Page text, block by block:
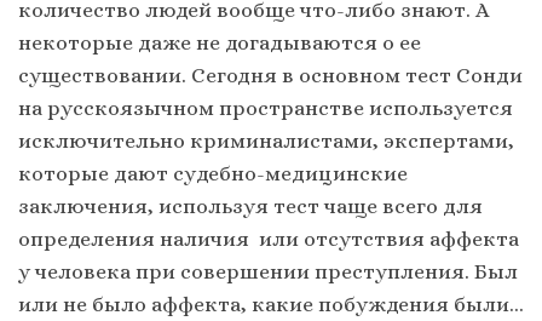
количество людей вообще что-либо знают. А
некоторые даже не догадываются о ее
существовании. Сегодня в основном тест Сонди
на русскоязычном пространстве используется
исключительно криминалистами, экспертами,
которые дают судебно-медицинские
заключения, используя тест чаще всего для
определения наличия или отсутствия аффекта
у человека при совершении преступления. Был
или не было аффекта, какие побуждения были…